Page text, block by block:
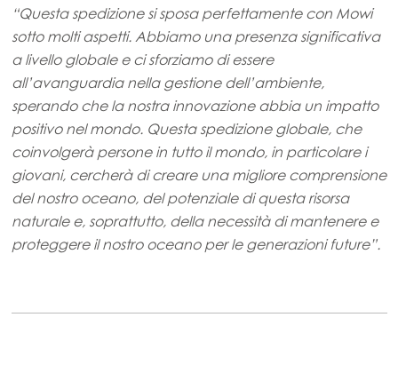
“Questa spedizione si sposa perfettamente con Mowi
sotto molti aspetti. Abbiamo una presenza significativa
a livello globale e ci sforziamo di essere
all’avanguardia nella gestione dell’ambiente,
sperando che la nostra innovazione abbia un impatto
positivo nel mondo. Questa spedizione globale, che
coinvolgerà persone in tutto il mondo, in particolare i
giovani, cercherà di creare una migliore comprensione
del nostro oceano, del potenziale di questa risorsa
naturale e, soprattutto, della necessità di mantenere e
proteggere il nostro oceano per le generazioni future”.